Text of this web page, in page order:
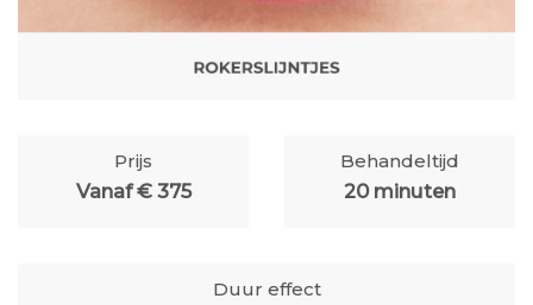
Prijs
Vanaf € 375
Behandeltijd
20 minuten
Duur effect